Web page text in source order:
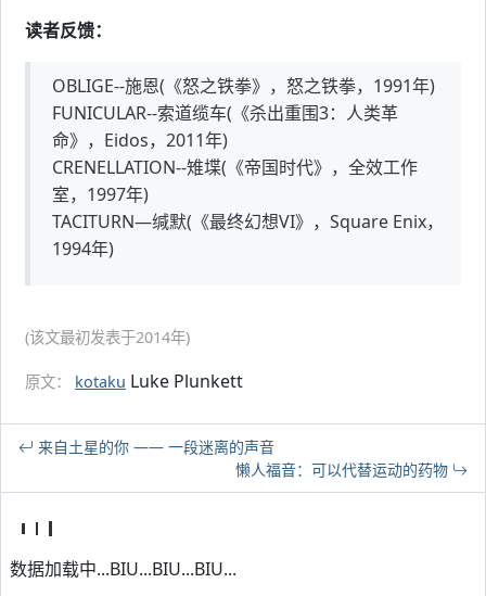
读者反馈：
OBLIGE--施恩(《怒之铁拳》，怒之铁拳，1991年)
FUNICULAR--索道缆车(《杀出重围3：人类革
命》，Eidos，2011年)
CRENELLATION--雉堞(《帝国时代》，全效工作
室，1997年)
TACITURN—缄默(《最终幻想VI》，Square Enix，
1994年)
(该文最初发表于2014年)
原文： kotaku Luke Plunkett
来自土星的你 —— 一段迷离的声音
懒人福音：可以代替运动的药物
数据加载中...BIU...BIU...BIU...